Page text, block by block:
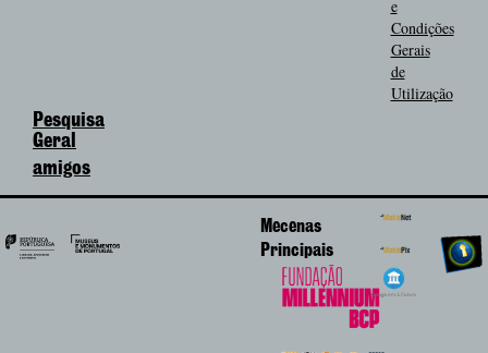
e
Condições
Gerais
de
Utilização
Pesquisa
Geral
amigos
Mecenas
Principais